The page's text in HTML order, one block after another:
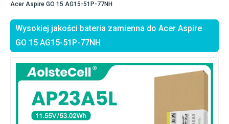
Acer Aspire GO 15 AG15-51P-77NH
Wysokiej jakości bateria zamienna do Acer Aspire
GO 15 AG15-51P-77NH